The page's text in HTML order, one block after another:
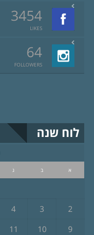
3454
LIKES
64
FOLLOWERS
לוח שנה
א ב ג
2
3
4
9
10
11